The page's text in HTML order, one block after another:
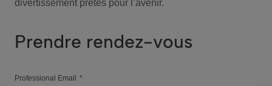
divertissement prêtes pour l’avenir.
Prendre rendez-vous
Professional Email *